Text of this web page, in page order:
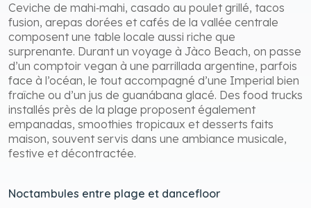
Ceviche de mahi‑mahi, casado au poulet grillé, tacos
fusion, arepas dorées et cafés de la vallée centrale
composent une table locale aussi riche que
surprenante. Durant un voyage à Jàco Beach, on passe
d’un comptoir vegan à une parrillada argentine, parfois
face à l’océan, le tout accompagné d’une Imperial bien
fraîche ou d’un jus de guanábana glacé. Des food trucks
installés près de la plage proposent également
empanadas, smoothies tropicaux et desserts faits
maison, souvent servis dans une ambiance musicale,
festive et décontractée.
Noctambules entre plage et dancefloor